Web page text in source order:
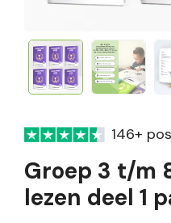
146+
Groep 3 t/m
lezen deel 1